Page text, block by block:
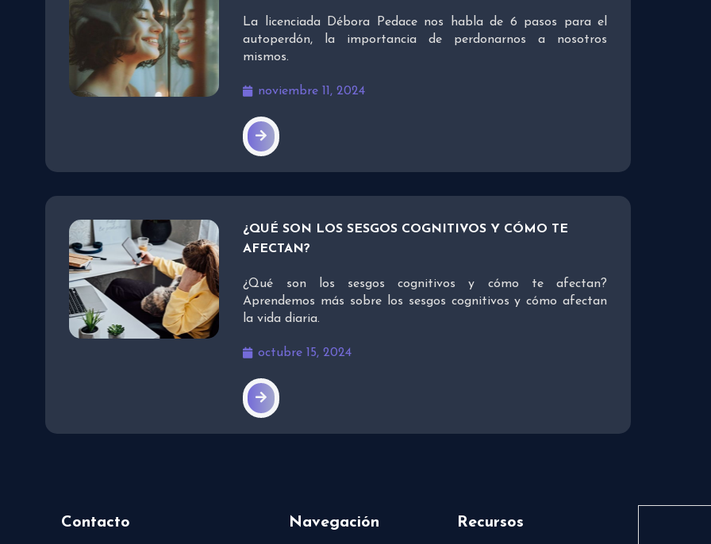
La licenciada Débora Pedace nos habla de 6 pasos para el
autoperdón, la importancia de perdonarnos a nosotros
mismos.
noviembre 11, 2024
¿QUÉ SON LOS SESGOS COGNITIVOS Y CÓMO TE
AFECTAN?
¿Qué son los sesgos cognitivos y cómo te afectan?
Aprendemos más sobre los sesgos cognitivos y cómo afectan
la vida diaria.
octubre 15, 2024
Contacto Navegación Recursos